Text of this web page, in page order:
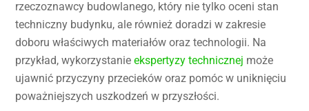
rzeczoznawcy budowlanego, który nie tylko oceni stan
techniczny budynku, ale również doradzi w zakresie
doboru właściwych materiałów oraz technologii. Na
przykład, wykorzystanieekspertyzy technicznej może
ujawnić przyczyny przecieków oraz pomóc w uniknięciu
poważniejszych uszkodzeń w przyszłości.